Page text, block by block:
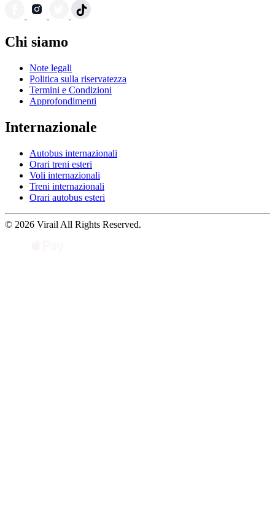
Chi siamo
Note legali
Politica sulla riservatezza
Termini e Condizioni
Approfondimenti
Internazionale
Autobus internazionali
Orari treni esteri
Voli internazionali
Treni internazionali
Orari autobus esteri
© 2026 Virail All Rights Reserved.